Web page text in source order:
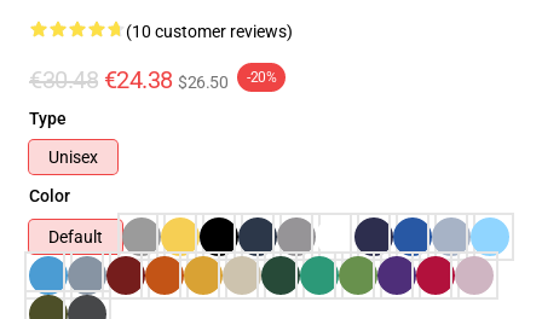
(10 customer reviews)
€30.48 €24.38 $26.50 -20%
Type
Unisex
Color
Default